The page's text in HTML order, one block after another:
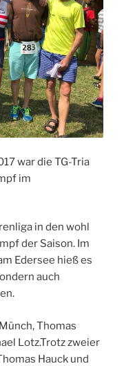
war die TG-Tria
im
in den wohl
der Saison. Im
Edersee hieß es
auch
Thomas
Lotz.Trotz zweier
Hauck und